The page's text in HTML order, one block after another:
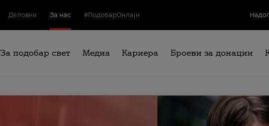
Деловни За нас #ПодобарОнлајн
За подобар свет Медиа Кариера Броеви за донации